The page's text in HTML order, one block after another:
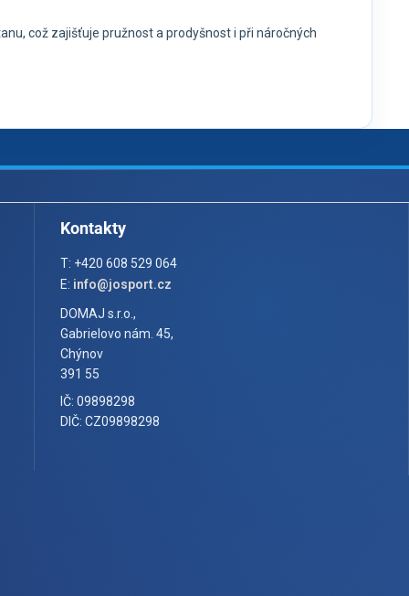
což zajišťuje pružnost a prodyšnost i při náročných
Kontakty
T: +420 608 529 064
E: info@josport.cz
DOMAJ s.r.o.,
Gabrielovo nám. 45,
Chýnov
391 55
IČ: 09898298
DIČ: CZ09898298